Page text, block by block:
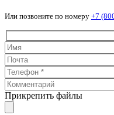
Или позвоните по номеру +7
Прикрепить файлы